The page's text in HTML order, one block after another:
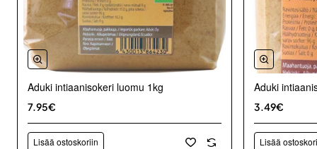
Aduki intiaanisokeri luomu 1kg
7.95€
Lisää ostoskoriin
Aduki
3.49€
Lisää